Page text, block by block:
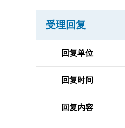
受理回复
回复单位
回复时间
回复内容